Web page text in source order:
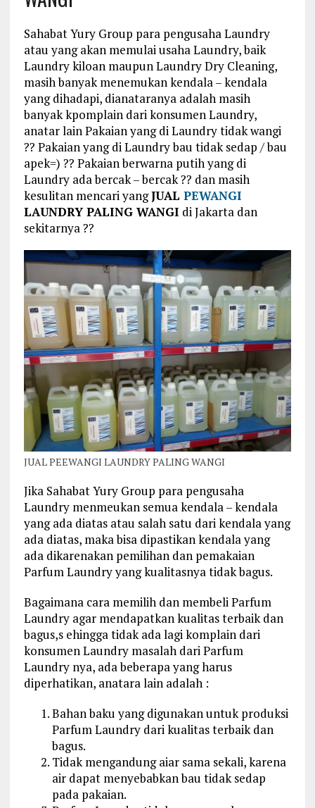
Sahabat Yury Group para pengusaha Laundry
atau yang akan memulai usaha Laundry, baik
Laundry kiloan maupun Laundry Dry Cleaning,
masih banyak menemukan kendala – kendala
yang dihadapi, dianataranya adalah masih
banyak kpomplain dari konsumen Laundry,
anatar lain Pakaian yang di Laundry tidak wangi
?? Pakaian yang di Laundry bau tidak sedap / bau
apek=) ?? Pakaian berwarna putih yang di
Laundry ada bercak – bercak ?? dan masih
kesulitan mencari yangJUAL PEWANGI
LAUNDRY PALING WANGI di Jakarta dan
sekitarnya ??
JUAL PEEWANGI LAUNDRY PALING WANGI
Jika Sahabat Yury Group para pengusaha
Laundry menmeukan semua kendala – kendala
yang ada diatas atau salah satu dari kendala yang
ada diatas, maka bisa dipastikan kendala yang
ada dikarenakan pemilihan dan pemakaian
Parfum Laundry yang kualitasnya tidak bagus.
Bagaimana cara memilih dan membeli Parfum
Laundry agar mendapatkan kualitas terbaik dan
bagus,s ehingga tidak ada lagi komplain dari
konsumen Laundry masalah dari Parfum
Laundry nya, ada beberapa yang harus
diperhatikan, anatara lain adalah :
Bahan baku yang digunakan untuk produksi
Parfum Laundry dari kualitas terbaik dan
bagus.
Tidak mengandung aiar sama sekali, karena
air dapat menyebabkan bau tidak sedap
pada pakaian.